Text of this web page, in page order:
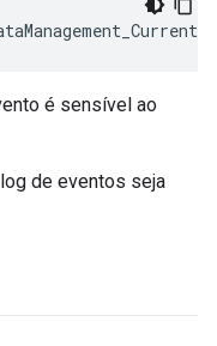
é sensível ao
de eventos seja